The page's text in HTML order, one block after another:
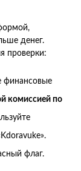
денег.
проверки:
финансовые
комиссией по
флаг.